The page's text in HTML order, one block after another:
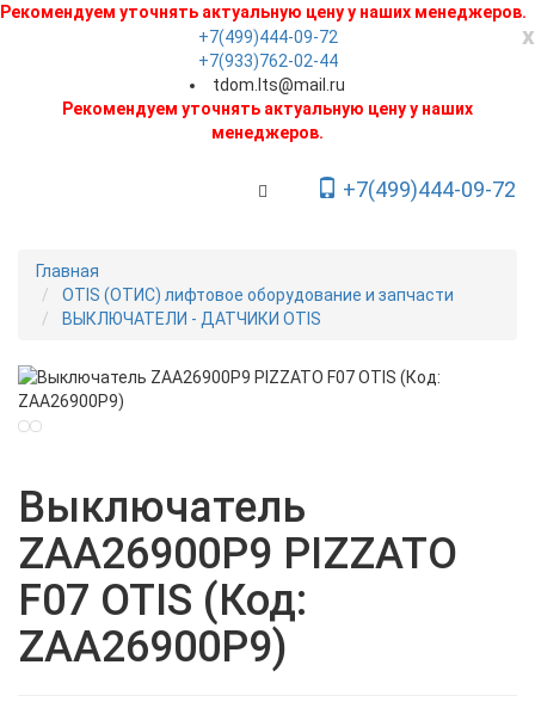
Рекомендуем уточнять актуальную цену у наших менеджеров.
x
+7(499)444-09-72
+7(933)762-02-44
tdom.lts@mail.ru
Рекомендуем уточнять актуальную цену у наших
менеджеров.
+7(499)444-09-72
Toggle Navigation
Главная
OTIS (ОТИС) лифтовое оборудование и запчасти
ВЫКЛЮЧАТЕЛИ - ДАТЧИКИ OTIS
Выключатель
ZAA26900P9 PIZZATO
F07 OTIS (Код:
ZAA26900P9)